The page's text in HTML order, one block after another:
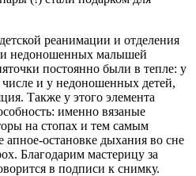
реанимации и отделения
недоношенных малышей
постоянно были в тепле: у
и у недоношенных детей,
Также у этого элемента
именно вязаные
на стопах и тем самым
апное-остановке дыхания во сне
Благодарим мастерицу за
в подписи к снимку.